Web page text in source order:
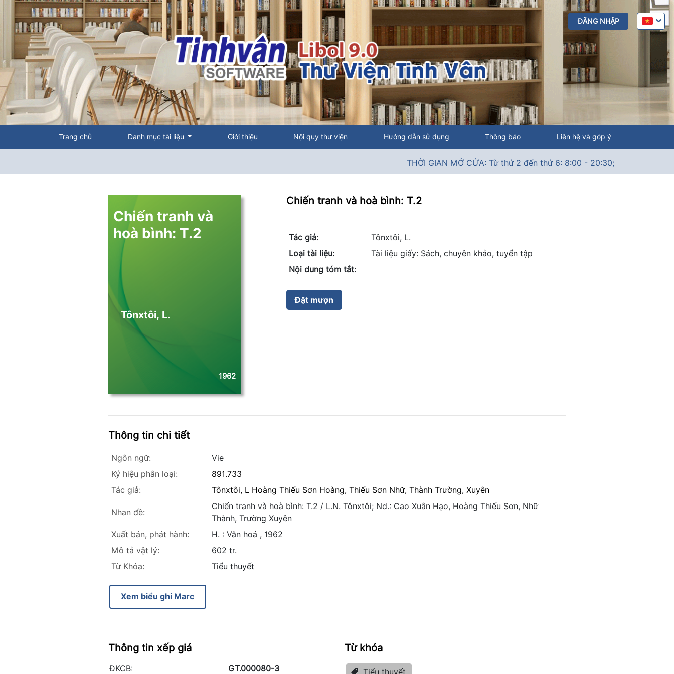
ĐĂNG NHẬP
Trang chủ Danh mục tài liệu Giới thiệu Nội quy thư viện Hướng dẫn sử dụng Thông báo Liên hệ và góp ý
THỜI GIAN MỞ CỬA: Từ thứ 2 đến thứ 6: 8:00 - 20:30; Thứ 7: 9:00 - 18:00
Chiến tranh và
hoà bình: T.2
Tônxtôi, L.
1962
Chiến tranh và hoà bình: T.2
Tác giả:
Tônxtôi, L.
Loại tài liệu:
Tài liệu giấy: Sách, chuyên khảo, tuyển tập
Nội dung tóm tắt:
Thông tin chi tiết
Ngôn ngữ:
Vie
Ký hiệu phân loại:
891.733
Tác giả:
Tônxtôi, L Hoàng Thiếu Sơn Hoàng, Thiếu Sơn Nhữ, Thành Trường, Xuyên
Nhan đề:
Chiến tranh và hoà bình: T.2 / L.N. Tônxtôi; Nd.: Cao Xuân Hạo, Hoàng Thiếu Sơn, Nhữ
Thành, Trường Xuyên
Xuất bản, phát hành:
H. : Văn hoá , 1962
Mô tả vật lý:
602 tr.
Từ Khóa:
Tiểu thuyết
Xem biểu ghi Marc
Thông tin xếp giá
ĐKCB:
GT.000080-3
Từ khóa